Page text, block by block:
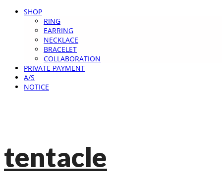
SHOP
RING
EARRING
NECKLACE
BRACELET
COLLABORATION
PRIVATE PAYMENT
A/S
NOTICE
tentacle